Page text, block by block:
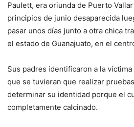
Paulett, era oriunda de Puerto
principios de junio desaparecida
pasar unos días junto a otra chica
el estado de Guanajuato, en el
Sus padres identificaron a la
que se tuvieran que realizar
determinar su identidad porque el
completamente calcinado.